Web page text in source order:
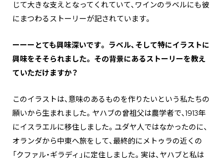
じて大きな支えとなってくれていて、ワインのラベルにも彼
にまつわるストーリーが記されています。
ーーーとても興味深いです。 ラベル、そして特にイラストに
興味をそそられました。 その背景にあるストーリーを教え
ていただけますか？
このイラストは、意味のあるものを作りたいという私たちの
願いから生まれました。ヤハブの曾祖父は農学者で、1913年
にイスラエルに移住しました。ユダヤ人ではなかったのに、
オランダから中東へ旅をして、最終的にメトゥラの近くの
「クファル・ギラディ」に定住しました。実は、ヤハブと私は